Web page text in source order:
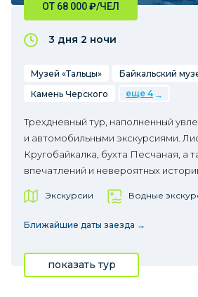
ОТ 68 000₽/ЧЕЛ
3 дня 2 ночи
Музей «Тальцы»
Байкальский
Камень Черского
еще 4
Трехдневный тур, наполненный
и автомобильными экскурсиями.
Кругобайкалка, бухта Песчаная, а
впечатлений и невероятных
Экскурсии Водные
Ближайшие даты заезда →
показать тур